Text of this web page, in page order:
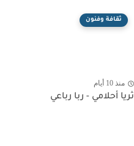
ثقافة وفنون
منذ 10 أيام
ثريا أحلامي - ربا رباعي